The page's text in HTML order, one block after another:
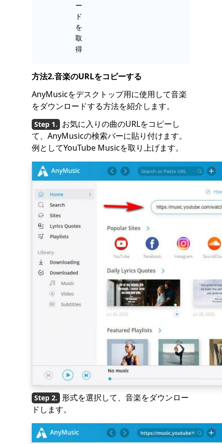
ー
ド
を
取
得
方法2.音楽のURLをコピーする
AnyMusicをデスクトップ用に使用して音楽
をダウンロードする方法を紹介します。
お気に入りの曲のURLをコピーし
て、AnyMusicの検索バーに貼り付けます。
例としてYouTube Musicを取り上げます。
形式を選択して、音楽をダウンロー
ドします。